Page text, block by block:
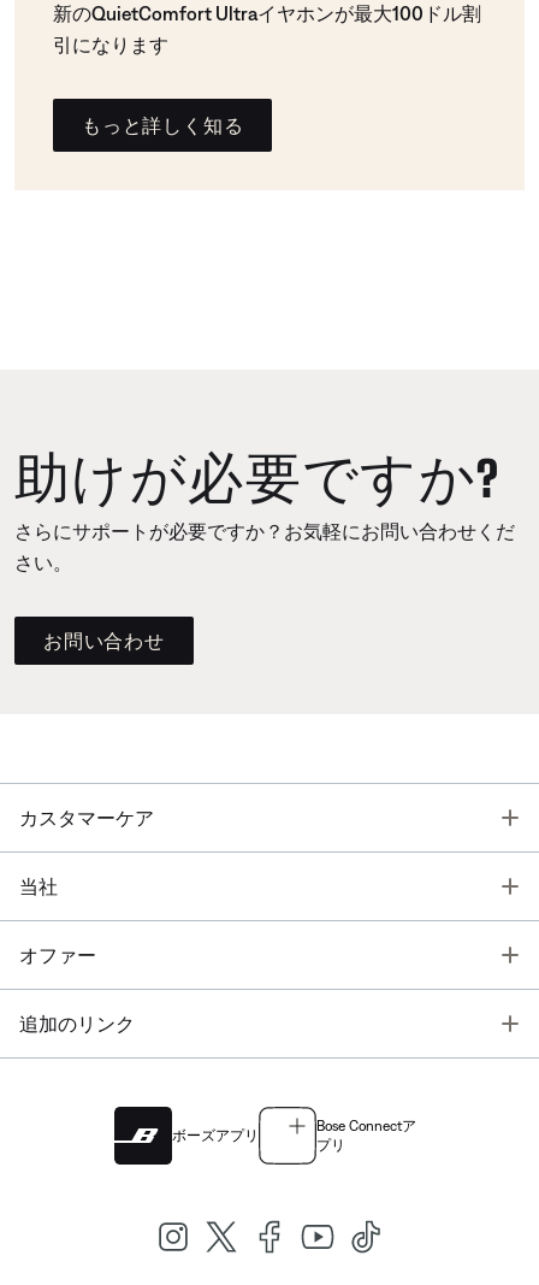
新のQuietComfort Ultraイヤホンが最大100ドル割
引になります
もっと詳しく知る
助けが必要ですか?
さらにサポートが必要ですか？お気軽にお問い合わせくだ
さい。
お問い合わせ
カスタマーケア
当社
オファー
追加のリンク
ボーズアプリ
Bose Connectア
プリ